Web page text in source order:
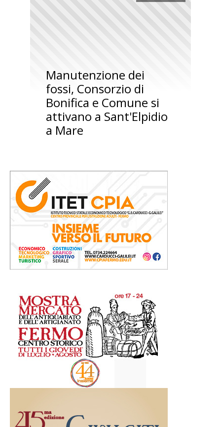
Manutenzione dei
fossi, Consorzio di
Bonifica e Comune si
attivano a Sant'Elpidio
a Mare